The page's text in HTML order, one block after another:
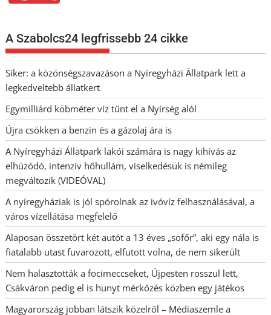
A Szabolcs24 legfrissebb 24 cikke
Siker: a közönségszavazáson a Nyíregyházi Állatpark lett a
legkedveltebb állatkert
Egymilliárd köbméter víz tűnt el a Nyírség alól
Újra csökken a benzin és a gázolaj ára is
A Nyíregyházi Állatpark lakói számára is nagy kihívás az
elhúzódó, intenzív hőhullám, viselkedésük is némileg
megváltozik (VIDEÓVAL)
A nyíregyháziak is jól spórolnak az ivóvíz felhasználásával, a
város vízellátása megfelelő
Alaposan összetört két autót a 13 éves „sofőr”, aki egy nála is
fiatalabb utast fuvarozott, elfutott volna, de nem sikerült
Nem halasztották a focimeccseket, Újpesten rosszul lett,
Csákváron pedig el is hunyt mérkőzés közben egy játékos
Magyarország jobban látszik közelről – Médiaszemle a